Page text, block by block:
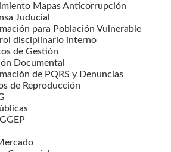
Mapas Anticorrupción
Juducial
para Población Vulnerable
disciplinario interno
de Gestión
Documental
de PQRS y Denuncias
de Reproducción